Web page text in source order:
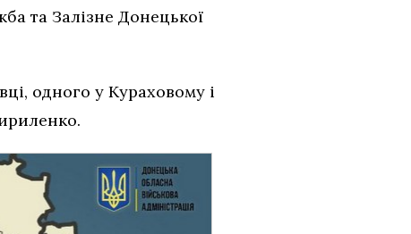
та Залізне Донецької
одного у Кураховому і